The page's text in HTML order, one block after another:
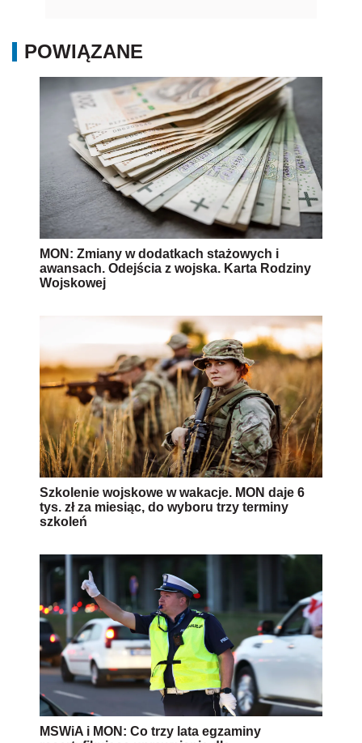
POWIĄZANE
MON: Zmiany w dodatkach stażowych i
awansach. Odejścia z wojska. Karta Rodziny
Wojskowej
Szkolenie wojskowe w wakacje. MON daje 6
tys. zł za miesiąc, do wyboru trzy terminy
szkoleń
MSWiA i MON: Co trzy lata egzaminy